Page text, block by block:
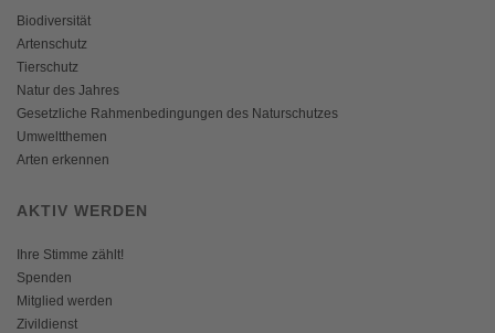
Biodiversität
Artenschutz
Tierschutz
Natur des Jahres
Gesetzliche Rahmenbedingungen des Naturschutzes
Umweltthemen
Arten erkennen
AKTIV WERDEN
Ihre Stimme zählt!
Spenden
Mitglied werden
Zivildienst